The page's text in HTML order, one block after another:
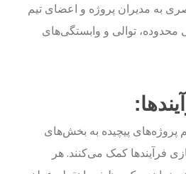
به مدیران پروژه و اعضای تیم
توالی و وابستگی‌های
پیچیده به بخش‌های
فرآیندها کمک می‌کنند. هر